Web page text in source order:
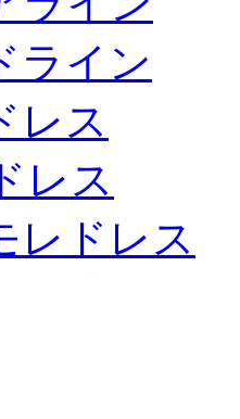
ライン
レス
レス
レドレス